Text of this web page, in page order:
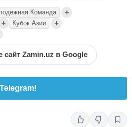
Команда +
+ Кубок Азии +
сайт Zamin.uz в Google